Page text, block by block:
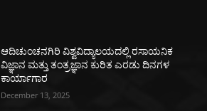
ಆದಿಚುಂಚನಗಿರಿ ವಿಶ್ವವಿದ್ಯಾಲಯದಲ್ಲಿ ರಸಾಯನಿಕ
ವಿಜ್ಞಾನ ಮತ್ತು ತಂತ್ರಜ್ಞಾನ ಕುರಿತ ಎರಡು ದಿನಗಳ
ಕಾರ್ಯಾಗಾರ
December 13, 2025